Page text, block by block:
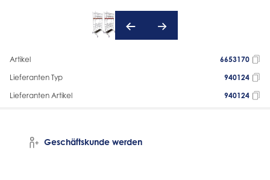
Artikel
6653170
Lieferanten Typ
940124
Lieferanten Artikel
940124
Geschäftskunde werden